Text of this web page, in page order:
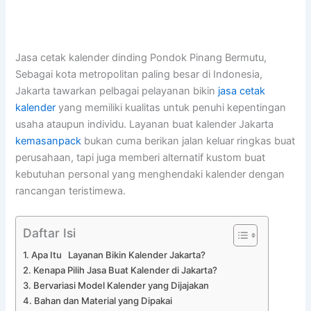
Jasa cetak kalender dinding Pondok Pinang Bermutu,
Sebagai kota metropolitan paling besar di Indonesia,
Jakarta tawarkan pelbagai pelayanan bikin jasa cetak
kalender yang memiliki kualitas untuk penuhi kepentingan
usaha ataupun individu. Layanan buat kalender Jakarta
kemasanpack bukan cuma berikan jalan keluar ringkas buat
perusahaan, tapi juga memberi alternatif kustom buat
kebutuhan personal yang menghendaki kalender dengan
rancangan teristimewa.
Daftar Isi
Apa Itu Layanan Bikin Kalender Jakarta?
Kenapa Pilih Jasa Buat Kalender di Jakarta?
Bervariasi Model Kalender yang Dijajakan
Bahan dan Material yang Dipakai